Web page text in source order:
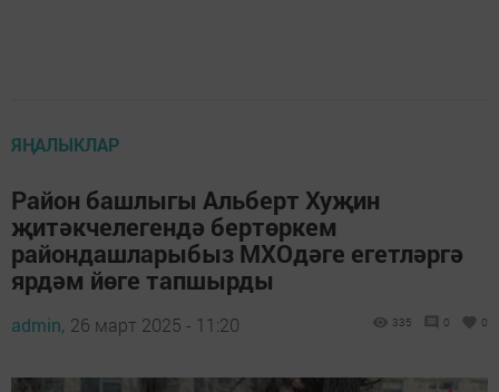
ЯҢАЛЫКЛАР
Район башлыгы Альберт Хуҗин
җитәкчелегендә бертөркем
райондашларыбыз МХОдәге егетләргә
ярдәм йөге тапшырды
admin, 26 март 2025 - 11:20 335 0 0